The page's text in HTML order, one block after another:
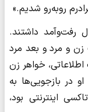
روبه‌رو شدیم.»
رفت‌وآمد داشتند.
زن و مرد و بعد مرد
اطلاعاتی، خواهر زن
در بازجویی‌ها به
اینترنتی بود،